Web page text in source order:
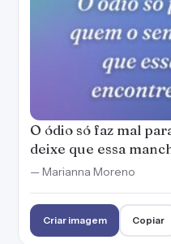
O ódio só faz mal
deixe que essa
— Marianna Moreno
Criar imagem Copiar